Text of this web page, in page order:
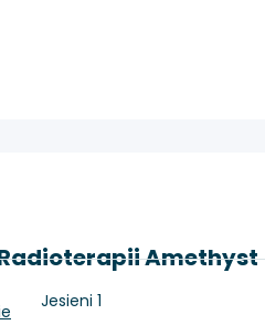
Amethyst
Jesieni 1